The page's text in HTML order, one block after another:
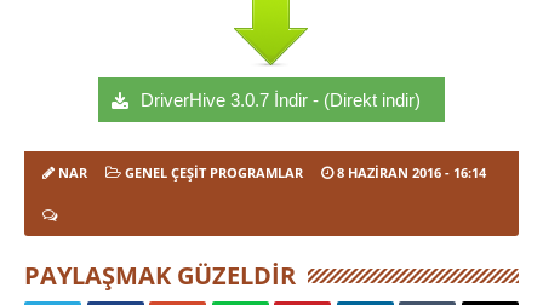
DriverHive 3.0.7 İndir - (Direkt indir)
NAR GENEL ÇEŞIT PROGRAMLAR 8 HAZIRAN 2016 - 16:14
PAYLAŞMAK GÜZELDIR